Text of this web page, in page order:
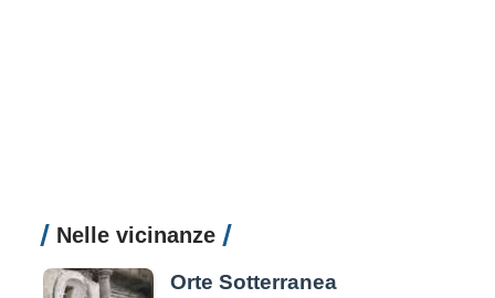
Nelle vicinanze
Orte Sotterranea